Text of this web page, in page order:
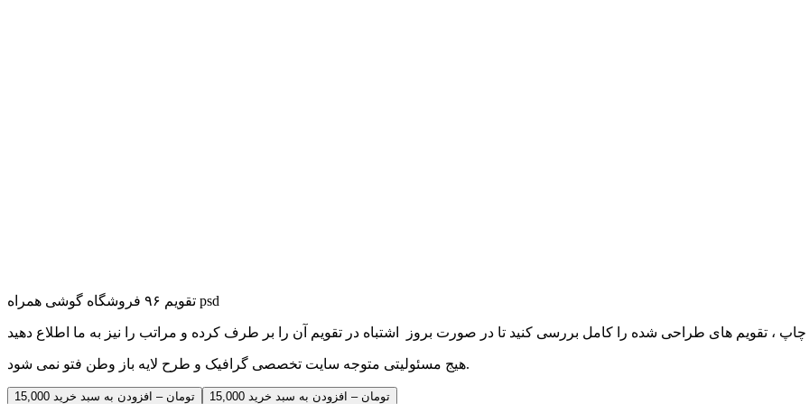
تقویم ۹۶ فروشگاه گوشی همراه psd
هیج مسئولیتی متوجه سایت تخصصی گرافیک و طرح لایه باز وطن فتو نمی شود.
15,000 تومان – افزودن به سبد خرید